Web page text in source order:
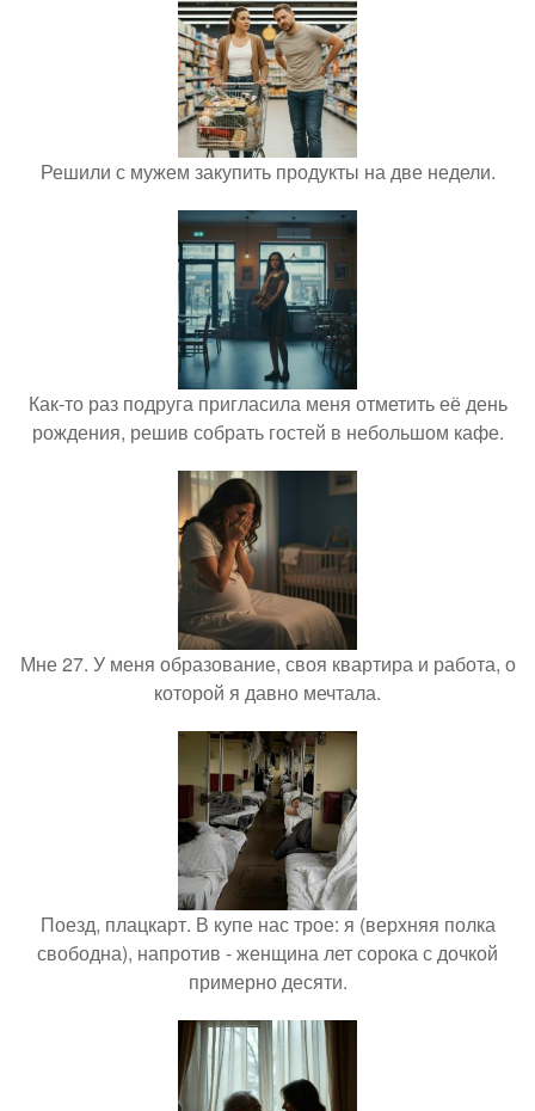
Решили с мужем закупить продукты на две недели.
Как-то раз подруга пригласила меня отметить её день
рождения, решив собрать гостей в небольшом кафе.
Мне 27. У меня образование, своя квартира и работа, о
которой я давно мечтала.
Поезд, плацкарт. В купе нас трое: я (верхняя полка
свободна), напротив - женщина лет сорока с дочкой
примерно десяти.